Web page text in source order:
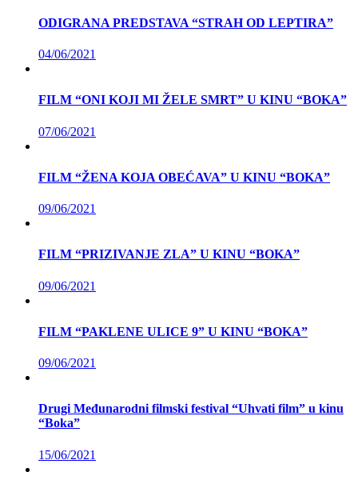
ODIGRANA PREDSTAVA “STRAH OD LEPTIRA”
04/06/2021
FILM “ONI KOJI MI ŽELE SMRT” U KINU “BOKA”
07/06/2021
FILM “ŽENA KOJA OBEĆAVA” U KINU “BOKA”
09/06/2021
FILM “PRIZIVANJE ZLA” U KINU “BOKA”
09/06/2021
FILM “PAKLENE ULICE 9” U KINU “BOKA”
09/06/2021
Drugi Međunarodni filmski festival “Uhvati film” u kinu
“Boka”
15/06/2021